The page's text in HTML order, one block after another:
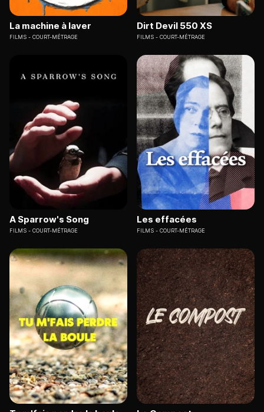
La machine à laver
FILMS COURT-MÉTRAGE
Dirt Devil 550 XS
FILMS COURT-MÉTRAGE
A Sparrow's Song
FILMS COURT-MÉTRAGE
Les effacées
FILMS COURT-MÉTRAGE